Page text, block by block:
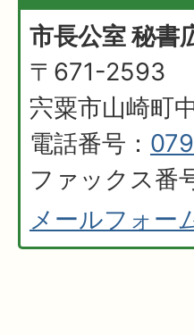
市長公室 秘書
〒671-2593
宍粟市山崎町
電話番号：
ファックス
メールフォー